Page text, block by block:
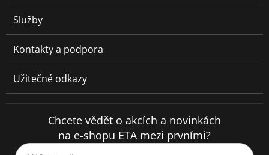
Služby
Kontakty a podpora
Užitečné odkazy
Chcete vědět o akcích a novinkách
na e-shopu ETA mezi prvními?
Váš e-mail